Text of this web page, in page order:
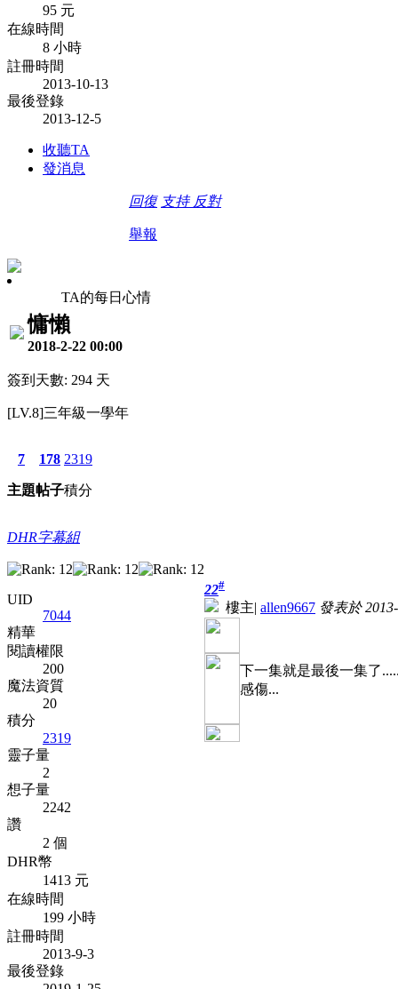
95 元
在線時間
8 小時
註冊時間
2013-10-13
最後登錄
2013-12-5
收聽TA
發消息
回復 支持 反對
舉報
TA的每日心情
慵懶
2018-2-22 00:00
簽到天數: 294 天
[LV.8]三年級一學年
7
主題
178
帖子
2319
積分
DHR字幕組
UID
7044
精華
閱讀權限
200
魔法資質
20
積分
2319
靈子量
2
想子量
2242
讚
2 個
DHR幣
1413 元
在線時間
199 小時
註冊時間
2013-9-3
最後登錄
22#
樓主| allen9667 發表於
下一集就是最後一集了
感傷...